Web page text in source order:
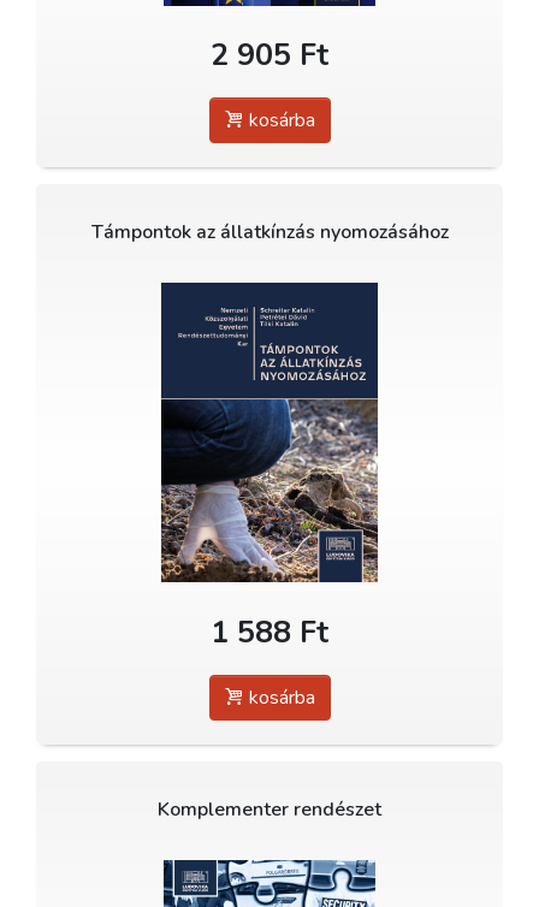
2 905 Ft
kosárba
Támpontok az állatkínzás nyomozásához
1 588 Ft
kosárba
Komplementer rendészet